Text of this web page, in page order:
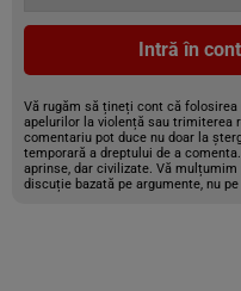
Intră în
Vă rugăm să țineți cont că
apelurilor la violență sau trimiterea
comentariu pot duce nu doar la
temporară a dreptului de a
aprinse, dar civilizate. Vă
discuție bazată pe argumente, nu